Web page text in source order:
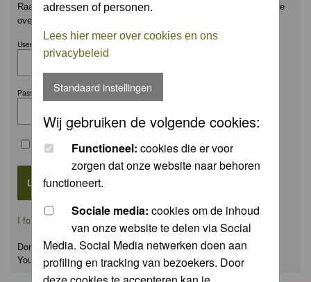
adressen of personen.
Lees hier meer over cookies en ons
privacybeleid
Standaard instellingen
Wij gebruiken de volgende cookies:
Functioneel: cookies die er voor
zorgen dat onze website naar behoren
functioneert.
Sociale media: cookies om de inhoud
van onze website te delen via Social
Media. Social Media netwerken doen aan
profiling en tracking van bezoekers. Door
Raak geïnspireerd door het werk van anderen en leer en praat mee
over alles wat bij natuurfotografie komt kijken!
Username:
Password:
Remember me
I forgot my password
Don't have an account yet?
You canregisterfor FREE